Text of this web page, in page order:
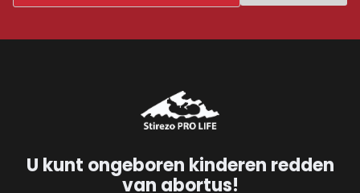
U kunt ongeboren kinderen redden
van abortus!